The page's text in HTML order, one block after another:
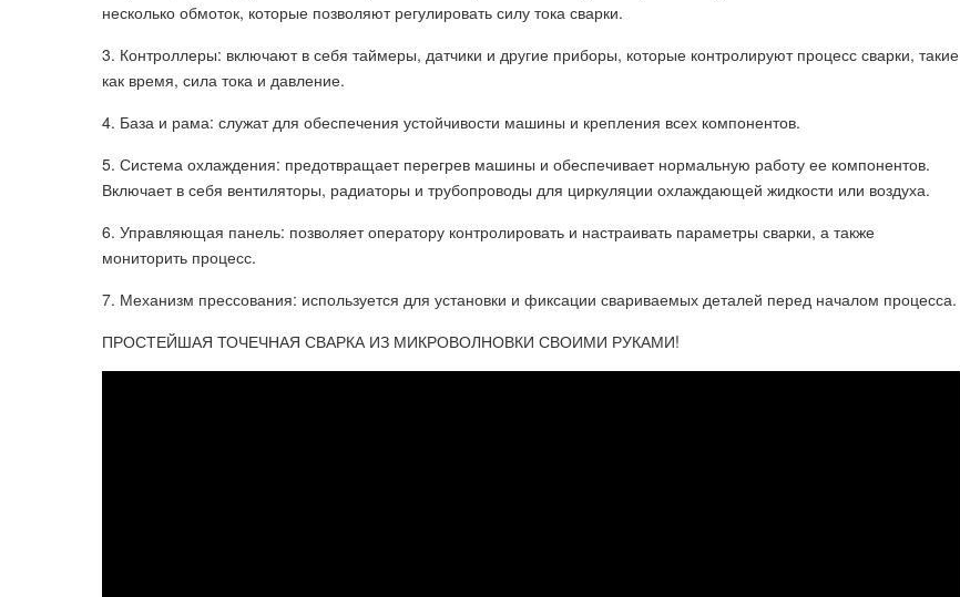
несколько обмоток, которые позволяют регулировать силу тока сварки.
3. Контроллеры: включают в себя таймеры, датчики и другие приборы, которые контролируют процесс сварки, такие
как время, сила тока и давление.
4. База и рама: служат для обеспечения устойчивости машины и крепления всех компонентов.
5. Система охлаждения: предотвращает перегрев машины и обеспечивает нормальную работу ее компонентов.
Включает в себя вентиляторы, радиаторы и трубопроводы для циркуляции охлаждающей жидкости или воздуха.
6. Управляющая панель: позволяет оператору контролировать и настраивать параметры сварки, а также
мониторить процесс.
7. Механизм прессования: используется для установки и фиксации свариваемых деталей перед началом процесса.
ПРОСТЕЙШАЯ ТОЧЕЧНАЯ СВАРКА ИЗ МИКРОВОЛНОВКИ СВОИМИ РУКАМИ!